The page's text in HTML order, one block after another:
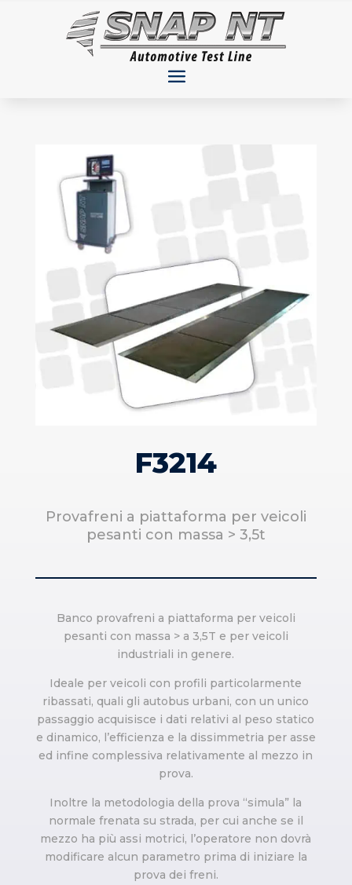
F3214
Provafreni a piattaforma per veicoli
pesanti con massa > 3,5t
Banco provafreni a piattaforma per veicoli
pesanti con massa > a 3,5T e per veicoli
industriali in genere.
Ideale per veicoli con profili particolarmente
ribassati, quali gli autobus urbani, con un unico
passaggio acquisisce i dati relativi al peso statico
e dinamico, l’efficienza e la dissimmetria per asse
ed infine complessiva relativamente al mezzo in
prova.
Inoltre la metodologia della prova “simula” la
normale frenata su strada, per cui anche se il
mezzo ha più assi motrici, l’operatore non dovrà
modificare alcun parametro prima di iniziare la
prova dei freni.